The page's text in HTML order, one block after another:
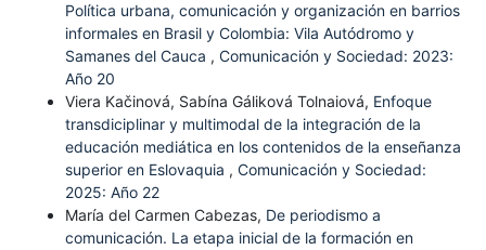
Política urbana, comunicación y organización en barrios
informales en Brasil y Colombia: Vila Autódromo y
Samanes del Cauca , Comunicación y Sociedad: 2023:
Año 20
Viera Kačinová, Sabína Gáliková Tolnaiová, Enfoque
transdiciplinar y multimodal de la integración de la
educación mediática en los contenidos de la enseñanza
superior en Eslovaquia , Comunicación y Sociedad:
2025: Año 22
María del Carmen Cabezas, De periodismo a
comunicación. La etapa inicial de la formación en